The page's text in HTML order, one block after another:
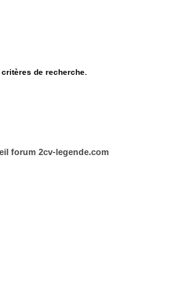
de recherche.
forum 2cv-legende.com